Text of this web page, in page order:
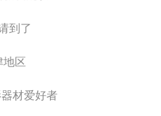
到了
地区
器材爱好者